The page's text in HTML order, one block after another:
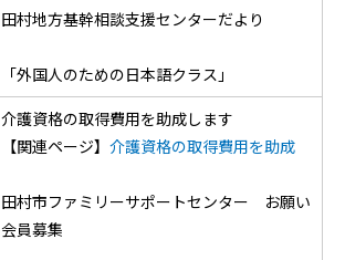
田村地方基幹相談支援センターだより
「外国人のための日本語クラス」
介護資格の取得費用を助成します
【関連ページ】 介護資格の取得費用を助成
田村市ファミリーサポートセンター お願い
会員募集